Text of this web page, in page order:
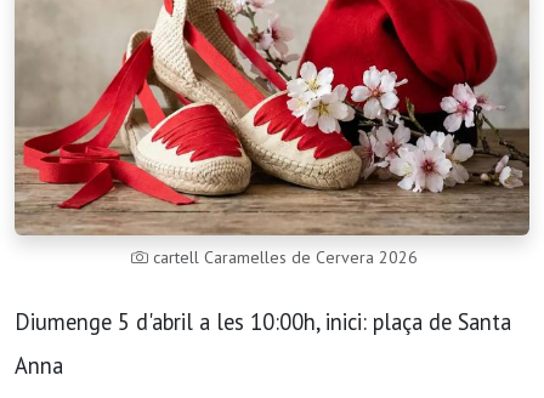
cartell Caramelles de Cervera 2026
Diumenge 5 d'abril a les 10:00h, inici: plaça de Santa
Anna